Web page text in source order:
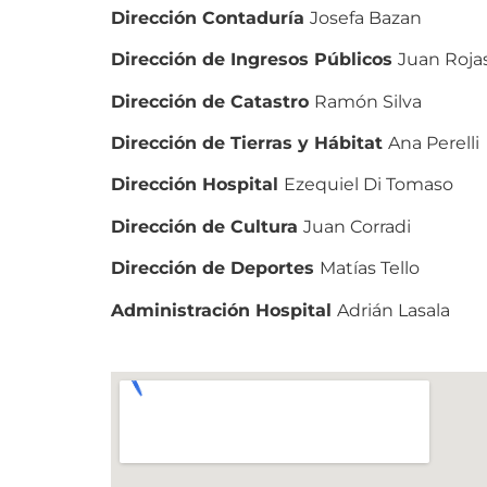
Dirección Contaduría Josefa Bazan
Dirección de Ingresos Públicos Juan
Dirección de Catastro Ramón Silva
Dirección de Tierras y Hábitat Ana Perelli
Dirección Hospital Ezequiel Di Tomaso
Dirección de Cultura Juan Corradi
Dirección de Deportes Matías Tello
Administración Hospital Adrián Lasala